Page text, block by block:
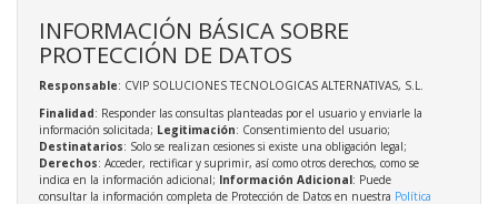
INFORMACIÓN BÁSICA SOBRE
PROTECCIÓN DE DATOS
Responsable: CVIP SOLUCIONES TECNOLOGICAS ALTERNATIVAS, S.L.
Finalidad: Responder las consultas planteadas por el usuario y enviarle la
información solicitada; Legitimación: Consentimiento del usuario;
Destinatarios: Solo se realizan cesiones si existe una obligación legal;
Derechos: Acceder, rectificar y suprimir, así como otros derechos, como se
indica en la información adicional; Información Adicional: Puede
consultar la información completa de Protección de Datos en nuestra Política